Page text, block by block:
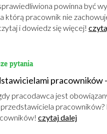
powinna być
którą pracownik nie
i dowiedz się więcej!
pytania
pracowników
pracodawca jest
czytaj dalej